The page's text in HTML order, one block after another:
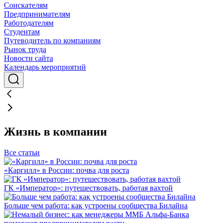
Соискателям
Предпринимателям
Работодателям
Студентам
Путеводитель по компаниям
Рынок труда
Новости сайта
Календарь мероприятий
Жизнь в компании
Все статьи
«Каргилл» в России: почва для роста
ГК «Император»: путешествовать, работая вахтой
Больше чем работа: как устроены сообщества Билайна